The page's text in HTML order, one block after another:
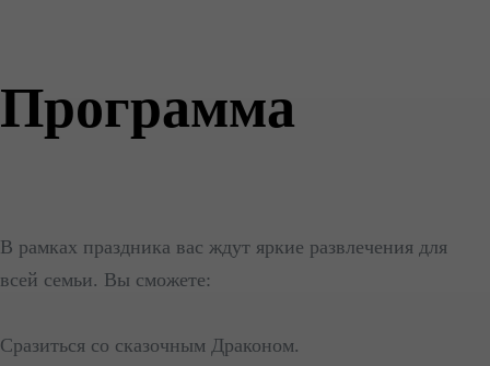
Программа
В рамках праздника вас ждут яркие развлечения для
всей семьи. Вы сможете:
Сразиться со сказочным Драконом.